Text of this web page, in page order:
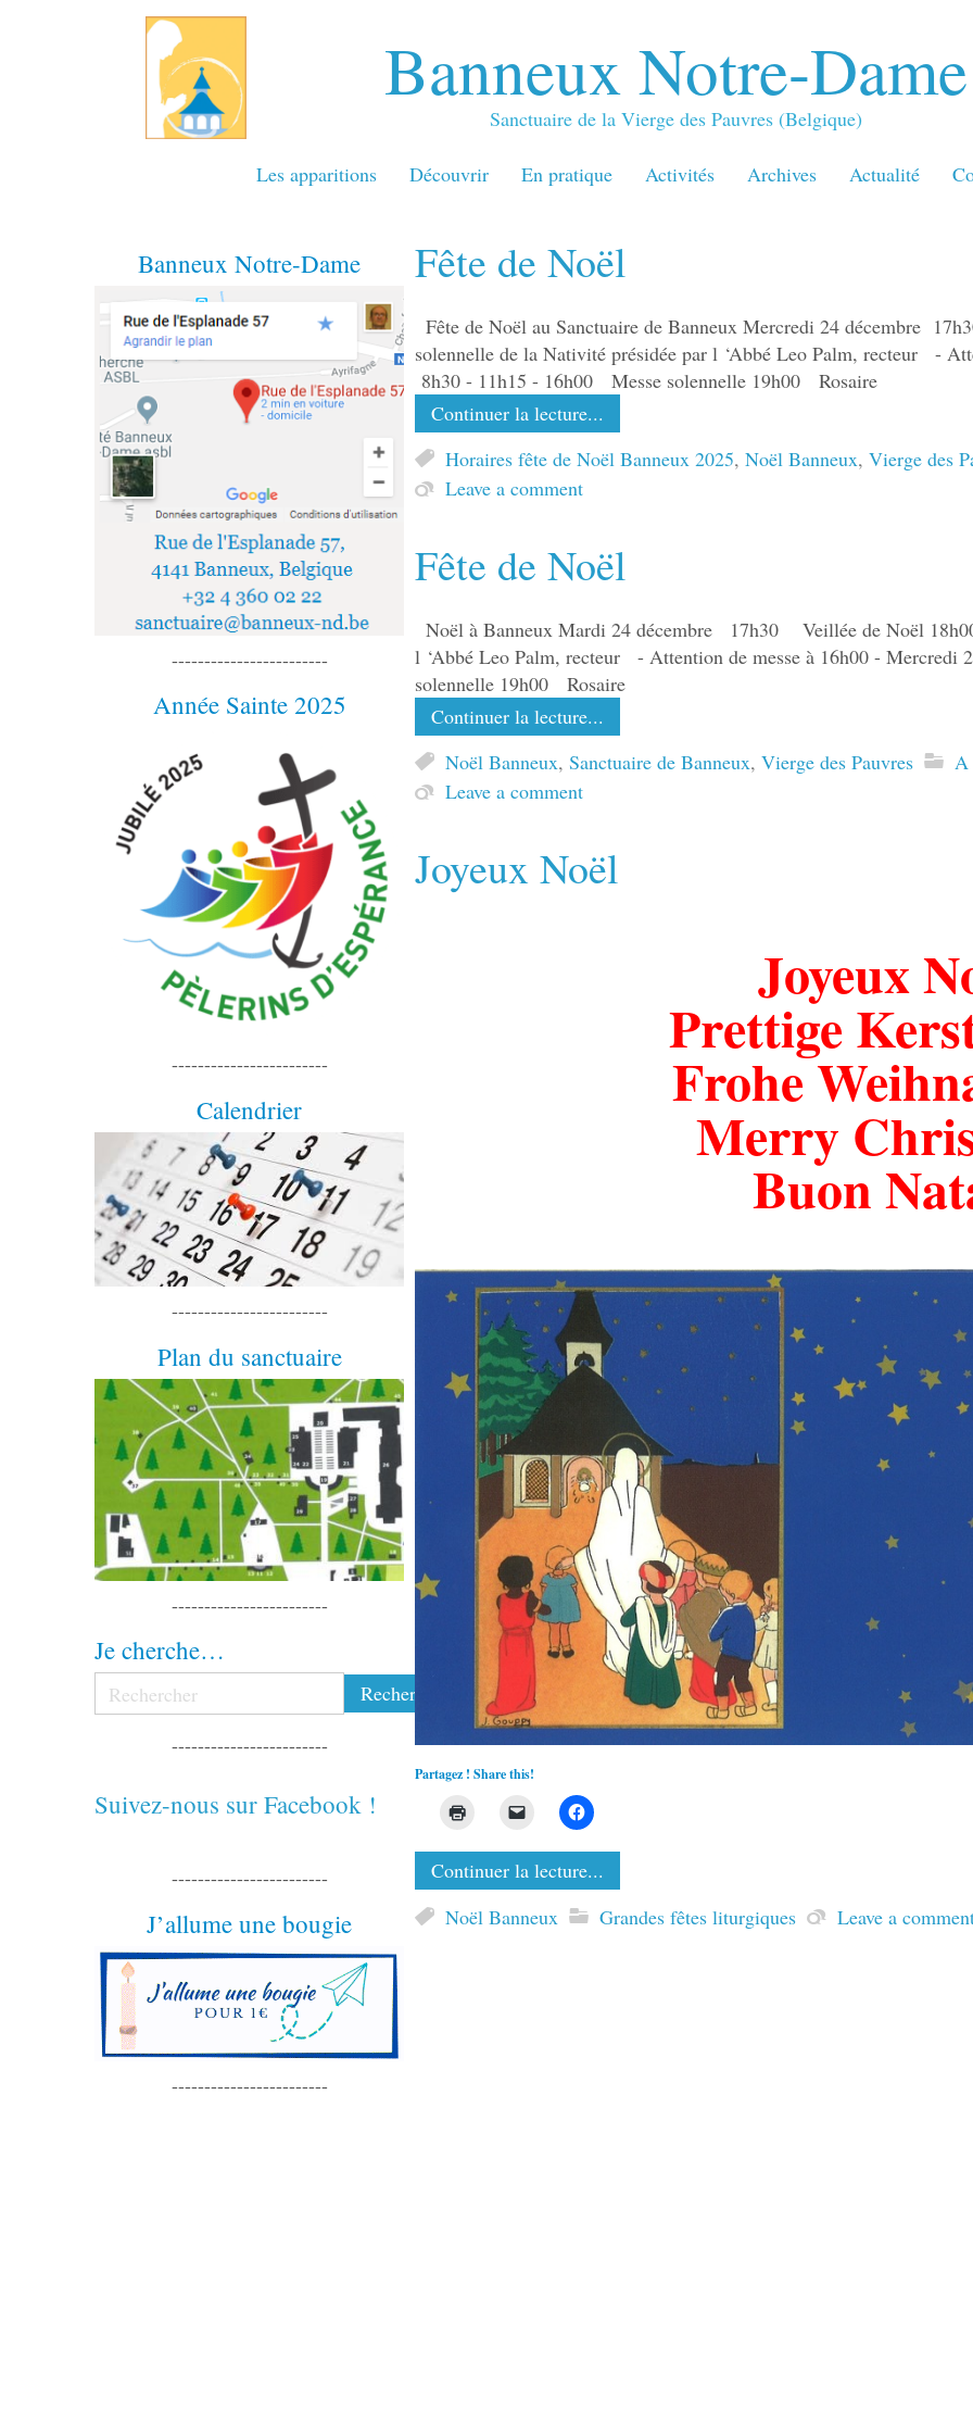
Banneux Notre-Dame
Sanctuaire de la Vierge des Pauvres (Belgique)
Les apparitions Découvrir En pratique Activités Archives Actualité
Banneux Notre-Dame
------------------------
Année Sainte 2025
------------------------
Calendrier
------------------------
Plan du sanctuaire
------------------------
Je cherche…
------------------------
Suivez-nous sur Facebook !
------------------------
J’allume une bougie
------------------------
Fête de Noël
Fête de Noël au Sanctuaire de Banneux Mercredi 24 décembre
solennelle de la Nativité présidée par l ‘Abbé Leo Palm, recteur -
8h30 - 11h15 - 16h00 Messe solennelle 19h00 Rosaire
Continuer la lecture...
Horaires fête de Noël Banneux 2025, Noël Banneux, Vierge des
Leave a comment
Fête de Noël
Noël à Banneux Mardi 24 décembre 17h30 Veillée de Noël
l ‘Abbé Leo Palm, recteur - Attention de messe à 16h00 -
solennelle 19h00 Rosaire
Continuer la lecture...
Noël Banneux, Sanctuaire de Banneux, Vierge des Pauvres
A
Leave a comment
Joyeux Noël
Joyeux
Prettige
Frohe
Merry
Buon
Partagez ! Share this!
Continuer la lecture...
Noël Banneux
Grandes fêtes liturgiques Leave a